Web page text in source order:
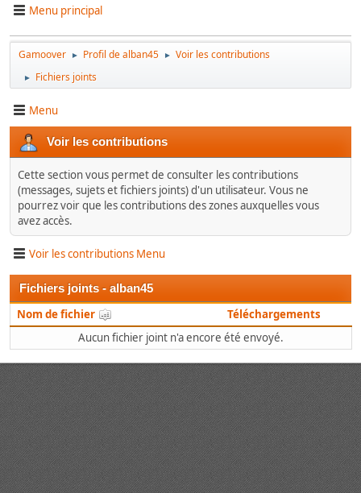
Menu principal
Gamoover ► Profil de alban45 ► Voir les contributions
► Fichiers joints
Menu
Voir les contributions
Cette section vous permet de consulter les contributions
(messages, sujets et fichiers joints) d'un utilisateur. Vous ne
pourrez voir que les contributions des zones auxquelles vous
avez accès.
Voir les contributions Menu
Fichiers joints - alban45
Nom de fichier
Téléchargements
Aucun fichier joint n'a encore été envoyé.